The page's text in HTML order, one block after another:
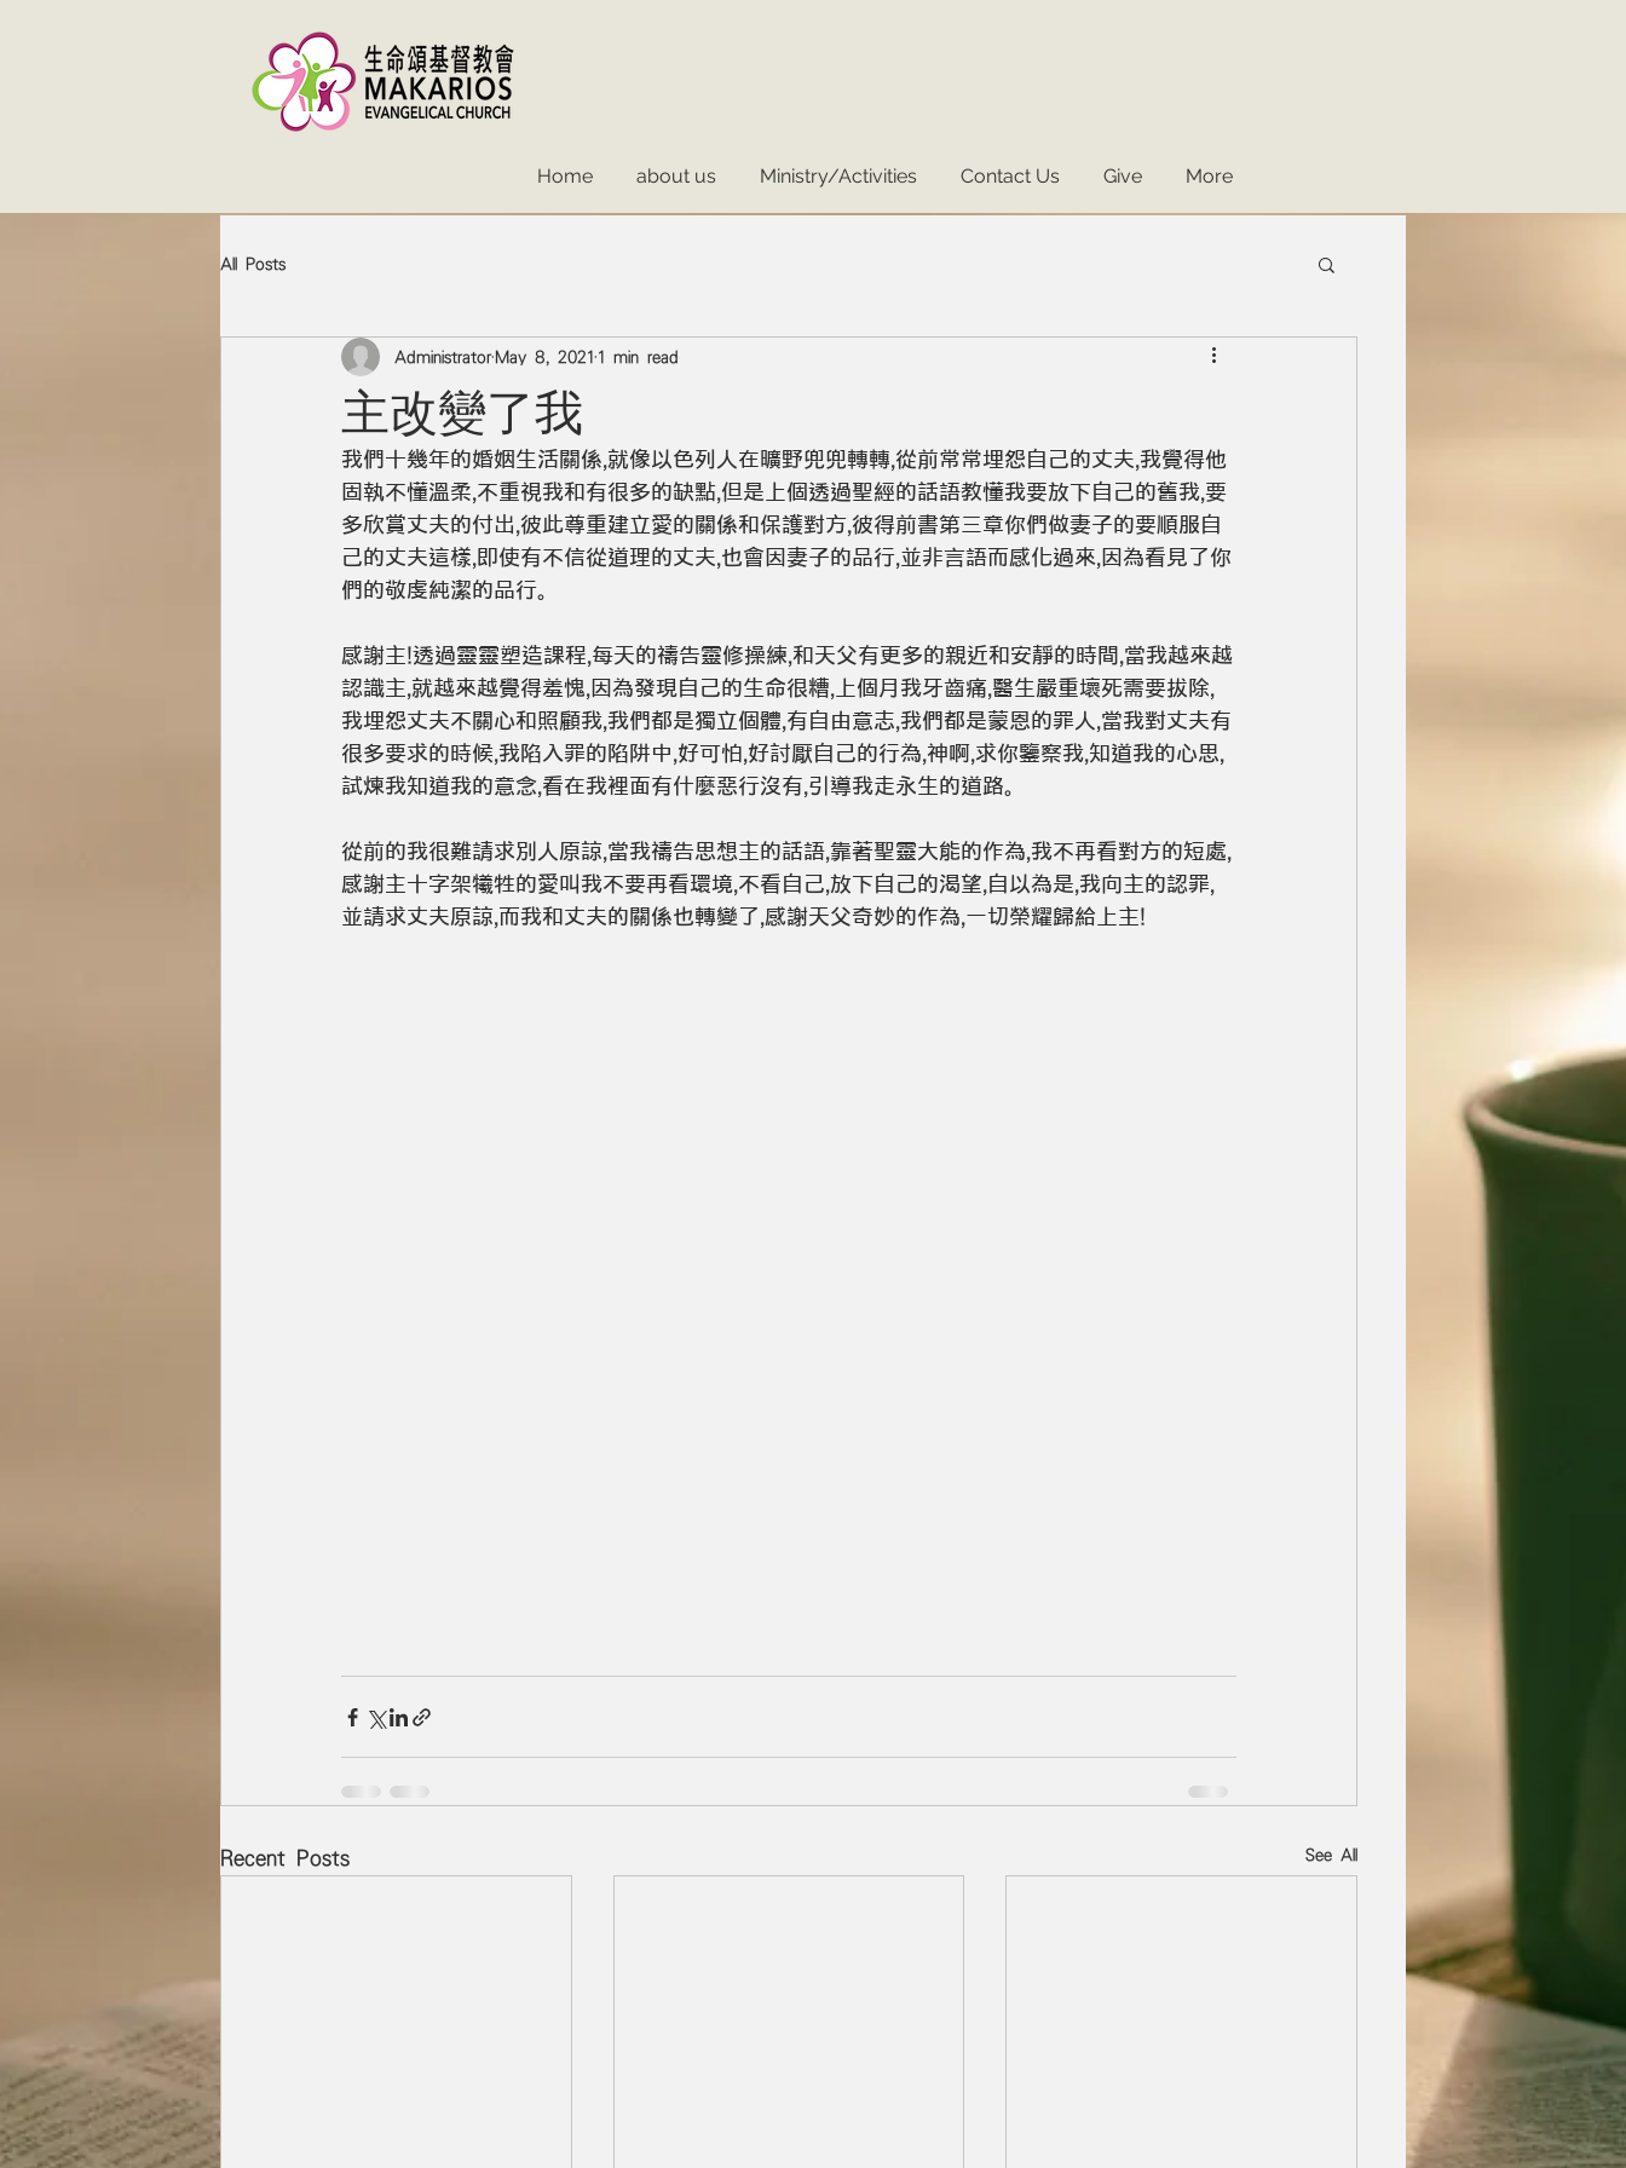
Home about us Ministry/Activities Contact Us Give More
All Posts
主改變了我
Administrator May 8, 2021 1 min read
我們十幾年的婚姻生活關係,就像以色列人在曠野兜兜轉轉,從前常常埋怨自己的丈夫,我覺得他
固執不懂溫柔,不重視我和有很多的缺點,但是上個透過聖經的話語教懂我要放下自己的舊我,要
多欣賞丈夫的付出,彼此尊重建立愛的關係和保護對方,彼得前書第三章你們做妻子的要順服自
己的丈夫這樣,即使有不信從道理的丈夫,也會因妻子的品行,並非言語而感化過來,因為看見了你
們的敬虔純潔的品行。
感謝主!透過靈靈塑造課程,每天的禱告靈修操練,和天父有更多的親近和安靜的時間,當我越來越
認識主,就越來越覺得羞愧,因為發現自己的生命很糟,上個月我牙齒痛,醫生嚴重壞死需要拔除,
我埋怨丈夫不關心和照顧我,我們都是獨立個體,有自由意志,我們都是蒙恩的罪人,當我對丈夫有
很多要求的時候,我陷入罪的陷阱中,好可怕,好討厭自己的行為,神啊,求你鑒察我,知道我的心思,
試煉我知道我的意念,看在我裡面有什麼惡行沒有,引導我走永生的道路。
從前的我很難請求別人原諒,當我禱告思想主的話語,靠著聖靈大能的作為,我不再看對方的短處,
感謝主十字架犧牲的愛叫我不要再看環境,不看自己,放下自己的渴望,自以為是,我向主的認罪,
並請求丈夫原諒,而我和丈夫的關係也轉變了,感謝天父奇妙的作為,一切榮耀歸給上主!
Recent Posts See All